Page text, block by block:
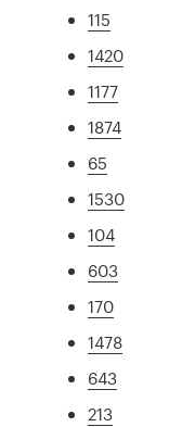
115
1420
1177
1874
65
1530
104
603
170
1478
643
213